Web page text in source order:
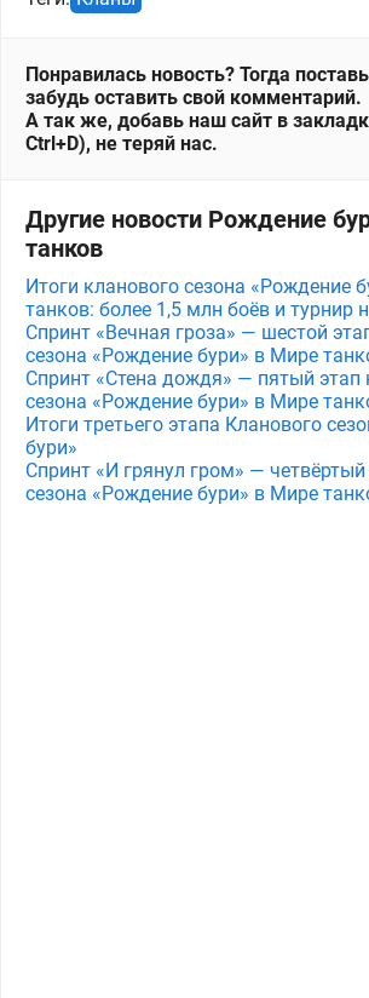
Понравилась новость? Тогда
забудь оставить свой комментарий.
А так же, добавь наш сайт в
Ctrl+D), не теряй нас.
Другие новости Рождение
танков
Итоги кланового сезона «Рождение
танков: более 1,5 млн боёв и турнир
Спринт «Вечная гроза» — шестой
сезона «Рождение бури» в Мире
Спринт «Стена дождя» — пятый этап
сезона «Рождение бури» в Мире
Итоги третьего этапа Кланового
бури»
Спринт «И грянул гром» —
сезона «Рождение бури» в Мире